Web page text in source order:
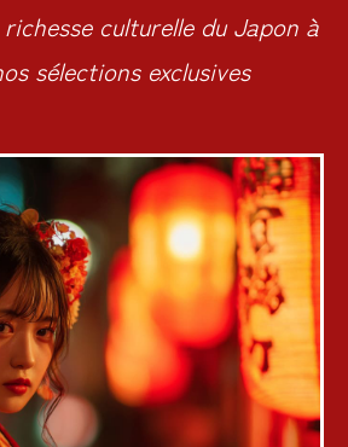
culturelle du Japon à
sélections exclusives